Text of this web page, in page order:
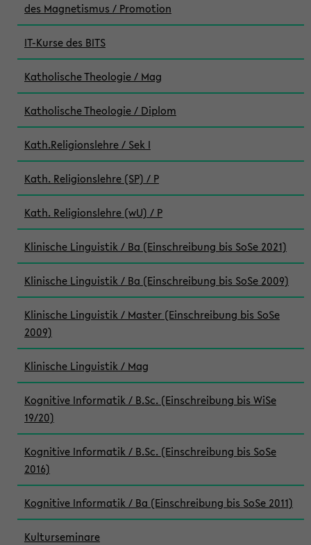
des Magnetismus / Promotion
IT-Kurse des BITS
Katholische Theologie / Mag
Katholische Theologie / Diplom
Kath.Religionslehre / Sek I
Kath. Religionslehre (SP) / P
Kath. Religionslehre (wU) / P
Klinische Linguistik / Ba (Einschreibung bis SoSe 2021)
Klinische Linguistik / Ba (Einschreibung bis SoSe 2009)
Klinische Linguistik / Master (Einschreibung bis SoSe
2009)
Klinische Linguistik / Mag
Kognitive Informatik / B.Sc. (Einschreibung bis WiSe
19/20)
Kognitive Informatik / B.Sc. (Einschreibung bis SoSe
2016)
Kognitive Informatik / Ba (Einschreibung bis SoSe 2011)
Kulturseminare